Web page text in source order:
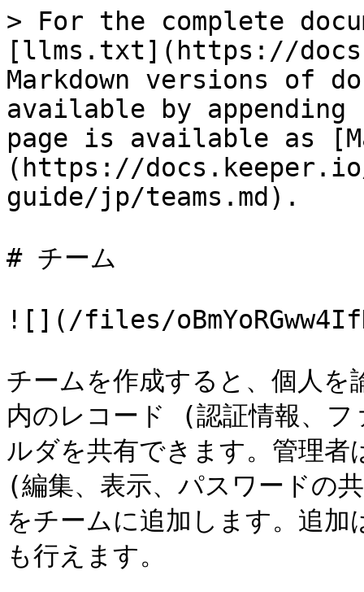
> For the complete
[llms.txt](https://
Markdown versions of
available by
page is available as
(https://
guide/jp/teams.md).
# チーム
![](/files/
チームを作成すると、個人
内のレコード (認証情報、
ルダを共有できます。管理
(編集、表示、パスワードの
をチームに追加します。追
も行えます。